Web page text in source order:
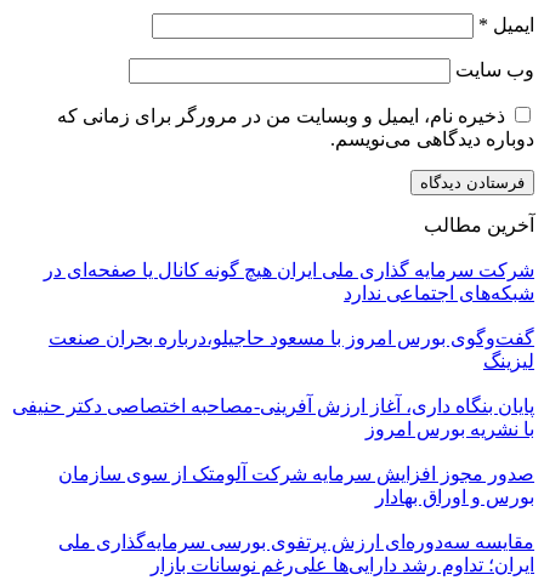
ایمیل *
وب‌ سایت
ذخیره نام، ایمیل و وبسایت من در مرورگر برای زمانی که
دوباره دیدگاهی می‌نویسم.
آخرین مطالب
شرکت سرمایه گذاری ملی ایران هیچ گونه کانال یا صفحه‌ای در
شبکه‌های اجتماعی ندارد
گفت‌وگوی بورس امروز با مسعود حاجیلو،درباره بحران صنعت
لیزینگ
پایان بنگاه داری، آغاز ارزش آفرینی-مصاحبه اختصاصی دکتر حنیفی
با نشریه بورس امروز
صدور مجوز افزایش سرمایه شرکت آلومتک از سوی سازمان
بورس و اوراق بهادار
مقایسه سه‌دوره‌ای ارزش پرتفوی بورسی سرمایه‌گذاری ملی
ایران؛ تداوم رشد دارایی‌ها علی‌رغم نوسانات بازار